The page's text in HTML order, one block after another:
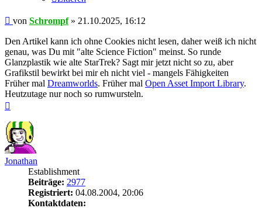
Beitrag
von Schrompf» 21.10.2025, 16:12
Den Artikel kann ich ohne Cookies nicht lesen, daher weiß ich nicht
genau, was Du mit "alte Science Fiction" meinst. So runde
Glanzplastik wie alte StarTrek? Sagt mir jetzt nicht so zu, aber
Grafikstil bewirkt bei mir eh nicht viel - mangels Fähigkeiten
Früher mal Dreamworlds. Früher mal Open Asset Import Library.
Heutzutage nur noch so rumwursteln.
Jonathan
Establishment
Beiträge: 2977
Registriert: 04.08.2004, 20:06
Kontaktdaten: